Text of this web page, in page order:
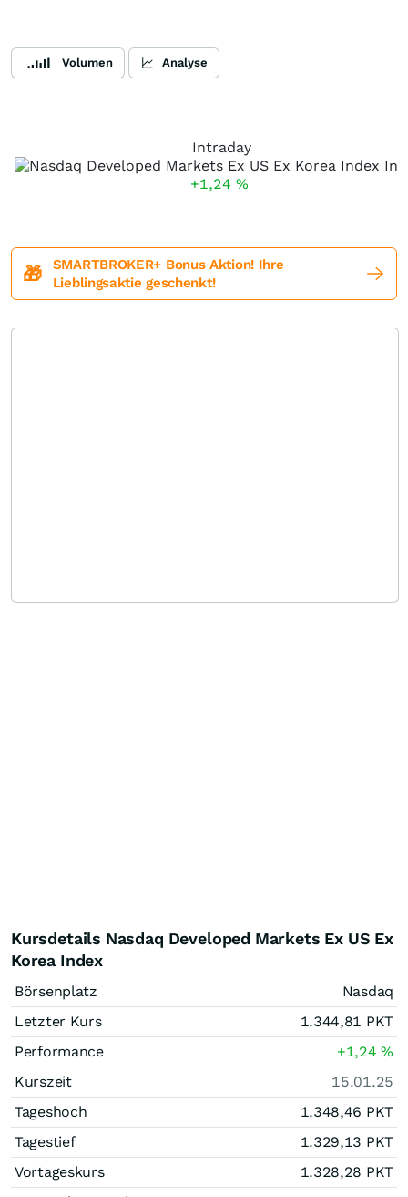
Volumen Analyse
Intraday
+1,24 %
🎁
SMARTBROKER+ Bonus Aktion! Ihre
Lieblingsaktie geschenkt!
Kursdetails Nasdaq Developed Markets Ex US Ex
Korea Index
Börsenplatz
Nasdaq
Letzter Kurs
1.344,81 PKT
Performance
+1,24%
Kurszeit
15.01.25
Tageshoch
1.348,46 PKT
Tagestief
1.329,13 PKT
Vortageskurs
1.328,28 PKT